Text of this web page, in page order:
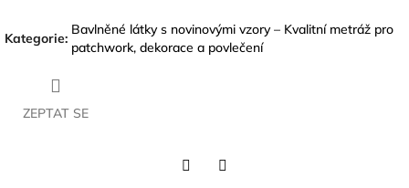
Kategorie:
Bavlněné látky s novinovými vzory – Kvalitní metráž pro
patchwork, dekorace a povlečení
ZEPTAT SE